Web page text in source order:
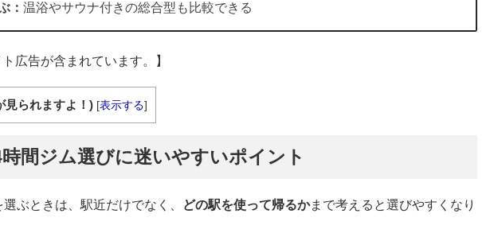
： 温浴やサウナ付きの総合型も比較できる
広告が含まれています。】
見られますよ！) [表示する]
間ジム選びに迷いやすいポイント
ぶときは、駅近だけでなく、 どの駅を使って帰るかまで考えると選びやすくなり